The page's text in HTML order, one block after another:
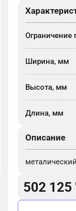
Ограничение
Ширина, мм
Высота, мм
Длина, мм
Описание
502 125